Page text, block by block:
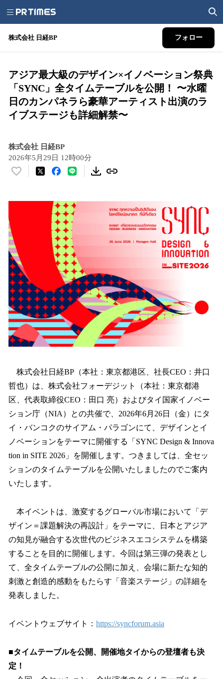
株式会社 日経BP フォロー
アジア最大級のデザイン×イノベーション祭典
「SYNC」全タイムテーブルを公開！ 〜水曜
日のカンパネラら豪華アーティスト出演のラ
イブステージも詳細解禁〜
株式会社 日経BP
2026年5月29日 12時00分
い
み
込
み
中
で
す
株式会社日経BP（本社：東京都港区、社長CEO：井口
哲也）は、株式会社フォーデジット（本社：東京都港
区、代表取締役CEO：田口 亮）およびタイ国家イノベー
ション庁（NIA）との共催で、2026年6月26日（金）にタ
イ・バンコクのサイアム・パラゴンにて、デザインとイ
ノベーションをテーマに開催する「SYNC Design & Innova
tion in SITE 2026」を開催します。つきましては、全セッ
ションのタイムテーブルを公開いたしましたのでご案内
いたします。
本イベントは、激変するグローバル市場において「デ
ザイン＝課題解決の再設計」をテーマに、日本とアジア
の知見が融合する次世代のビジネスエコシステムを構築
することを目的に開催します。今回は第三弾の発表とし
て、全タイムテーブルの公開に加え、会場に新たな知的
刺激と創造的感動をもたらす「音楽ステージ」の詳細を
発表しました。
イベントウェブサイト： https://syncforum.asia
■タイムテーブルを公開、開催地タイからの登壇者も決
定！